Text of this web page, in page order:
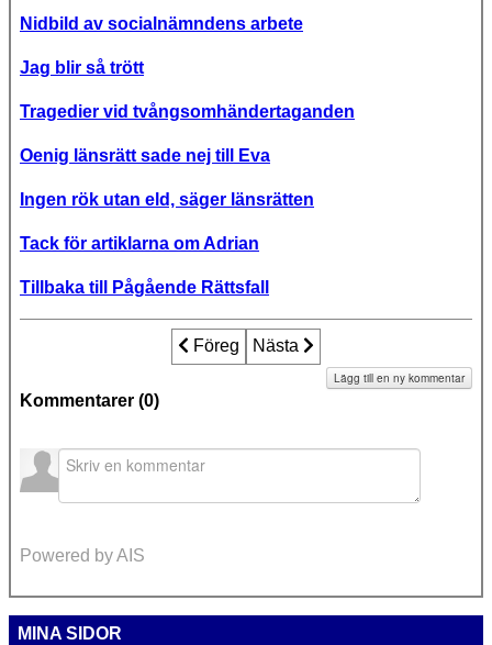
Nidbild av socialnämndens arbete
Jag blir så trött
Tragedier vid tvångsomhändertaganden
Oenig länsrätt sade nej till Eva
Ingen rök utan eld, säger länsrätten
Tack för artiklarna om Adrian
Tillbaka till Pågående Rättsfall
Föregående artikel:
Föreg Nästa artikel:
Nästa
Kommentarer (0)
Lägg till en ny kommentar
Powered by AIS
MINA SIDOR